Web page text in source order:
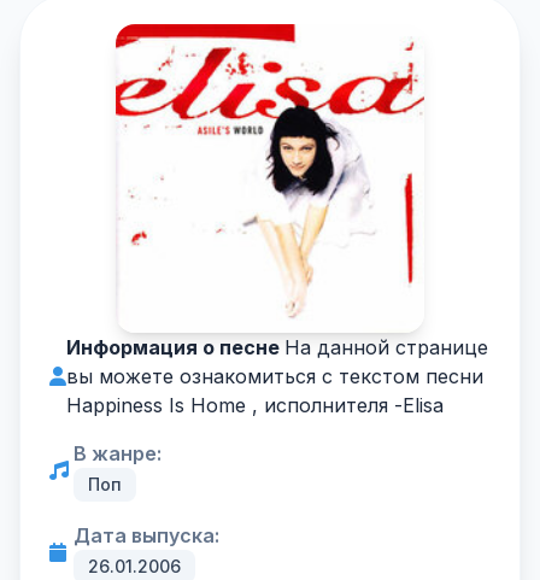
Информация о песне На данной странице
вы можете ознакомиться с текстом песни
Happiness Is Home , исполнителя -Elisa
В жанре:
Поп
Дата выпуска:
26.01.2006